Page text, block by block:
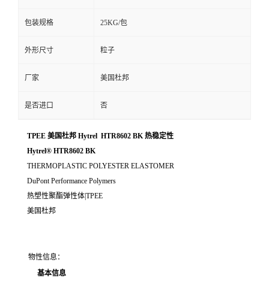
包装规格 25KG/包
外形尺寸 粒子
厂家 美国杜邦
是否进口 否
TPEE 美国杜邦 Hytrel HTR8602 BK 热稳定性
Hytrel® HTR8602 BK
THERMOPLASTIC POLYESTER ELASTOMER
DuPont Performance Polymers
热塑性聚酯弹性体|TPEE
美国杜邦
物性信息：
基本信息